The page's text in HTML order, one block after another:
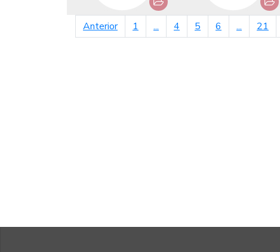
Anteriorpágina anterior
1 ... 4 5 6 ... 21